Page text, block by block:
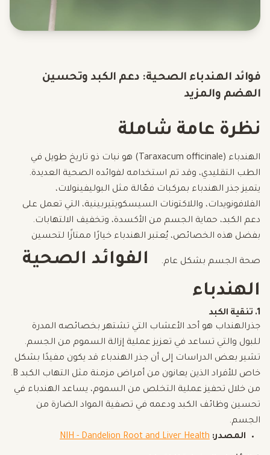
فوائد الهندباء الصحية: دعم الكبد وتحسين
الهضم والمزيد
نظرة عامة شاملة
الهندباء (Taraxacum officinale) هو نبات ذو تاريخ طويل في
الطب التقليدي، وقد تم استخدامه لفوائده الصحية العديدة.
يتميز جذر الهندباء بمركبات فعّالة مثل البوليفينولات،
الفلافونويدات، واللاكتونات السيسكويتيربينية، التي تعمل على
دعم الكبد، حماية الجسم من الأكسدة، وتخفيف الالتهابات.
بفضل هذه الخصائص، يُعتبر الهندباء خيارًا ممتازًا لتحسين
صحة الجسم بشكل عام.
الفوائد الصحية
الهندباء
1. تنقية الكبد
جذرالهنداب هو أحد الأعشاب التي تشتهر بخصائصه المدرة
للبول والتي تساعد في تعزيز عملية إزالة السموم من الجسم.
تشير بعض الدراسات إلى أن جذر الهندباء قد يكون مفيدًا بشكل
خاص للأفراد الذين يعانون من أمراض مزمنة مثل التهاب الكبد B.
من خلال تحفيز عملية التخلص من السموم، يساعد الهندباء في
تحسين وظائف الكبد ودعمه في تصفية المواد الضارة من
الجسم.
المصدر: NIH - Dandelion Root and Liver Health